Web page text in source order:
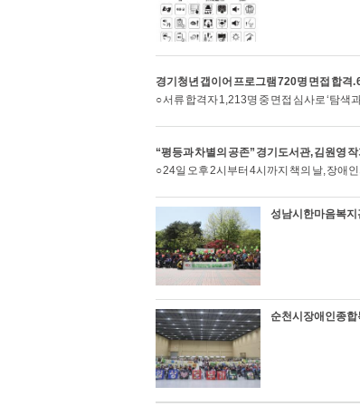
경기청년 갭이어 프로그램 720명 면접 합격.
○ 서류 합격자 1,213명 중 면접 심사로 ‘탐색
“평등과 차별의 공존” 경기도서관, 김원영 작
○ 24일 오후 2시부터 4시까지 책의 날, 장애
성남시한마음복지
순천시장애인종합